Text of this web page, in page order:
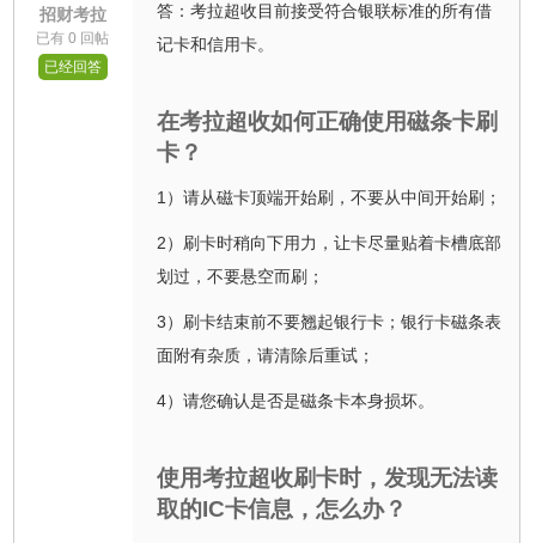
招财考拉
已有 0 回帖
已经回答
答：考拉超收目前接受符合银联标准的所有借
记卡和信用卡。
在考拉超收如何正确使用磁条卡刷
卡？
1）请从磁卡顶端开始刷，不要从中间开始刷；
2）刷卡时稍向下用力，让卡尽量贴着卡槽底部
划过，不要悬空而刷；
3）刷卡结束前不要翘起银行卡；银行卡磁条表
面附有杂质，请清除后重试；
4）请您确认是否是磁条卡本身损坏。
使用考拉超收刷卡时，发现无法读
取的IC卡信息，怎么办？